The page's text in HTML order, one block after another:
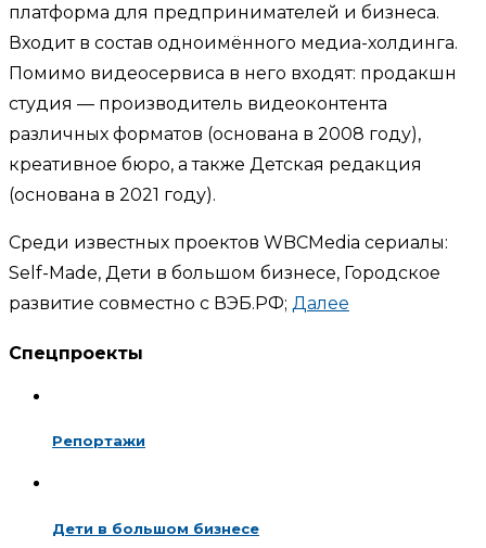
платформа для предпринимателей и бизнеса.
Входит в состав одноимённого медиа-холдинга.
Помимо видеосервиса в него входят: продакшн
студия — производитель видеоконтента
различных форматов (основана в 2008 году),
креативное бюро, а также Детская редакция
(основана в 2021 году).
Среди известных проектов WBCMedia сериалы:
Self-Made, Дети в большом бизнесе, Городское
развитие совместно с ВЭБ.РФ; Далее
Спецпроекты
Репортажи
Дети в большом бизнесе